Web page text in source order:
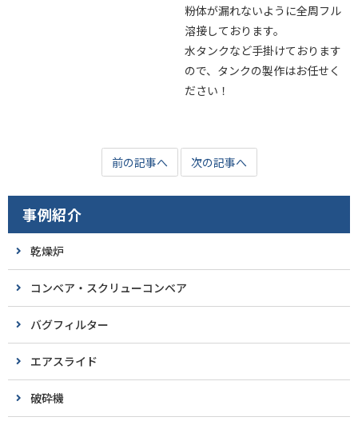
粉体が漏れないように全周フル
溶接しております。
水タンクなど手掛けております
ので、タンクの製作はお任せく
ださい！
前の記事へ 次の記事へ
事例紹介
乾燥炉
コンベア・スクリューコンベア
バグフィルター
エアスライド
破砕機